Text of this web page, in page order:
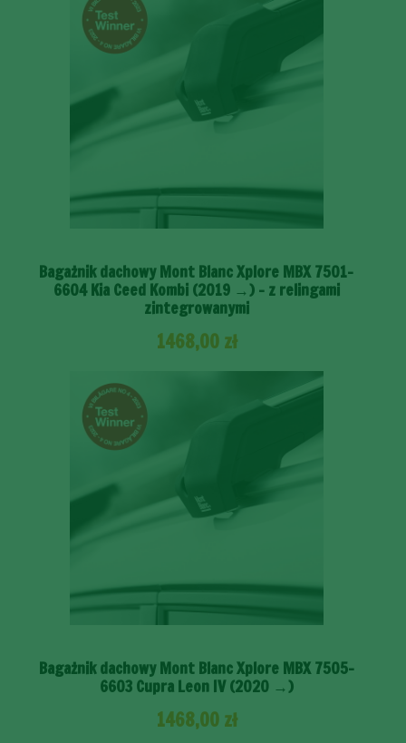
Bagażnik dachowy Mont Blanc Xplore MBX 7501-
6604 Kia Ceed Kombi (2019 →) – z relingami
zintegrowanymi
1468,00 zł
Bagażnik dachowy Mont Blanc Xplore MBX 7505-
6603 Cupra Leon IV (2020 →)
1468,00 zł